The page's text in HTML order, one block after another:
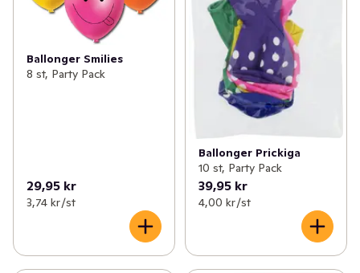
Ballonger Smilies
8 st, Party Pack
29,95 kr
3,74 kr /st
Ballonger Prickiga
10 st, Party Pack
39,95 kr
4,00 kr /st